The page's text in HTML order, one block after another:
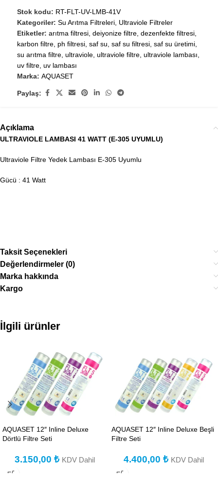
Stok kodu: RT-FLT-UV-LMB-41V
Kategoriler: Su Arıtma Filtreleri, Ultraviole Filtreler
Etiketler: arıtma filtresi, deiyonize filtre, dezenfekte filtresi,
karbon filtre, ph filtresi, saf su, saf su filtresi, saf su üretimi,
su arıtma filtre, ultraviole, ultraviole filtre, ultraviole lambası,
uv filtre, uv lambası
Marka: AQUASET
Paylaş:
Açıklama
ULTRAVIOLE LAMBASI 41 WATT (E-305 UYUMLU)
Ultraviole Filtre Yedek Lambası E-305 Uyumlu
Gücü : 41 Watt
Taksit Seçenekleri
Değerlendirmeler (0)
Marka hakkında
Kargo
İlgili ürünler
AQUASET 12″ Inline Deluxe
Dörtlü Filtre Seti
3.150,00 ₺ KDV Dahil
AQUASET 12″ Inline Deluxe Beşli
Filtre Seti
4.400,00 ₺ KDV Dahil